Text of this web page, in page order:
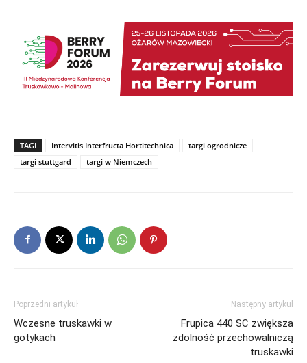
TAGI Intervitis Interfructa Hortitechnica
targi ogrodnicze
targi stuttgard
targi w Niemczech
Poprzedni artykuł
Wczesne truskawki w
gotykach
Następny artykuł
Frupica 440 SC zwiększa
zdolność przechowalniczą
truskawki